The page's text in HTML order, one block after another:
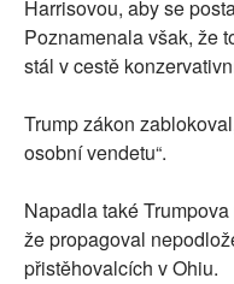
Harrisovou, aby se
Poznamenala však, že
stál v cestě
Trump zákon
osobní vendetu“.
Napadla také
že propagoval
přistěhovalcích v Ohiu.